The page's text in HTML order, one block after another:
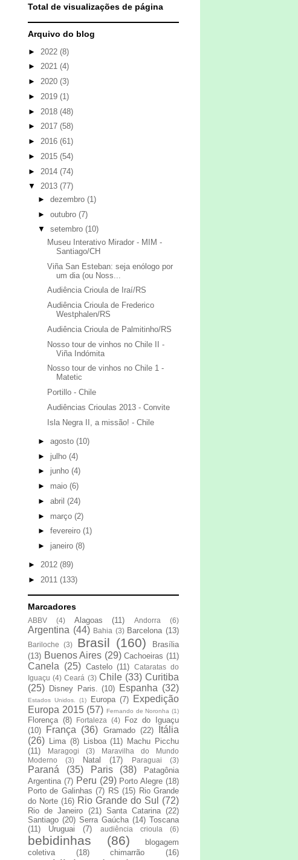
Total de visualizações de página
Arquivo do blog
► 2022 (8)
► 2021 (4)
► 2020 (3)
► 2019 (1)
► 2018 (48)
► 2017 (58)
► 2016 (61)
► 2015 (54)
► 2014 (74)
▼ 2013 (77)
► dezembro (1)
► outubro (7)
▼ setembro (10)
Museu Interativo Mirador - MIM -
Santiago/CH
Viña San Esteban: seja enólogo por
um dia (ou Noss...
Audiência Crioula de Iraí/RS
Audiência Crioula de Frederico
Westphalen/RS
Audiência Crioula de Palmitinho/RS
Nosso tour de vinhos no Chile II -
Viña Indómita
Nosso tour de vinhos no Chile 1 -
Matetic
Portillo - Chile
Audiências Crioulas 2013 - Convite
Isla Negra II, a missão! - Chile
► agosto (10)
► julho (4)
► junho (4)
► maio (6)
► abril (24)
► março (2)
► fevereiro (1)
► janeiro (8)
► 2012 (89)
► 2011 (133)
Marcadores
ABBV (4) Alagoas (11) Andorra (6)
Argentina (44) Bahia (3) Barcelona (13)
Bariloche (3) Brasil (160)
Brasília
(13) Buenos Aires (29) Cachoeiras (11)
Canela (25) Castelo (11)
Cataratas do
Iguaçu (4) Ceará (3) Chile (33) Curitiba
(25) Disney Paris. (10) Espanha (32)
Estados Unidos. (1) Europa (7)
Expedição
Europa 2015 (57) Fernando de Noronha (1)
Florença (8) Fortaleza (4)
Foz do Iguaçu
(10)
França (36) Gramado (22)
Itália
(26) Lima (8) Lisboa (11) Machu Picchu
(11)
Maragogi (3)
Maravilha do Mundo
Moderno
(3) Natal (17) Paraguai (3)
Paraná (35) Paris (38)
Patagônia
Argentina (7) Peru (29) Porto Alegre (18)
Porto de Galinhas (7) RS (15) Rio Grande
do Norte (16) Rio Grande do Sul (72)
Rio de Janeiro (21) Santa Catarina (22)
Santiago (20) Serra Gaúcha (14) Toscana
(11)
Uruguai (7) audiência crioula (6)
bebidinhas (86)
blogagem
coletiva
(18) chimarrão (16)